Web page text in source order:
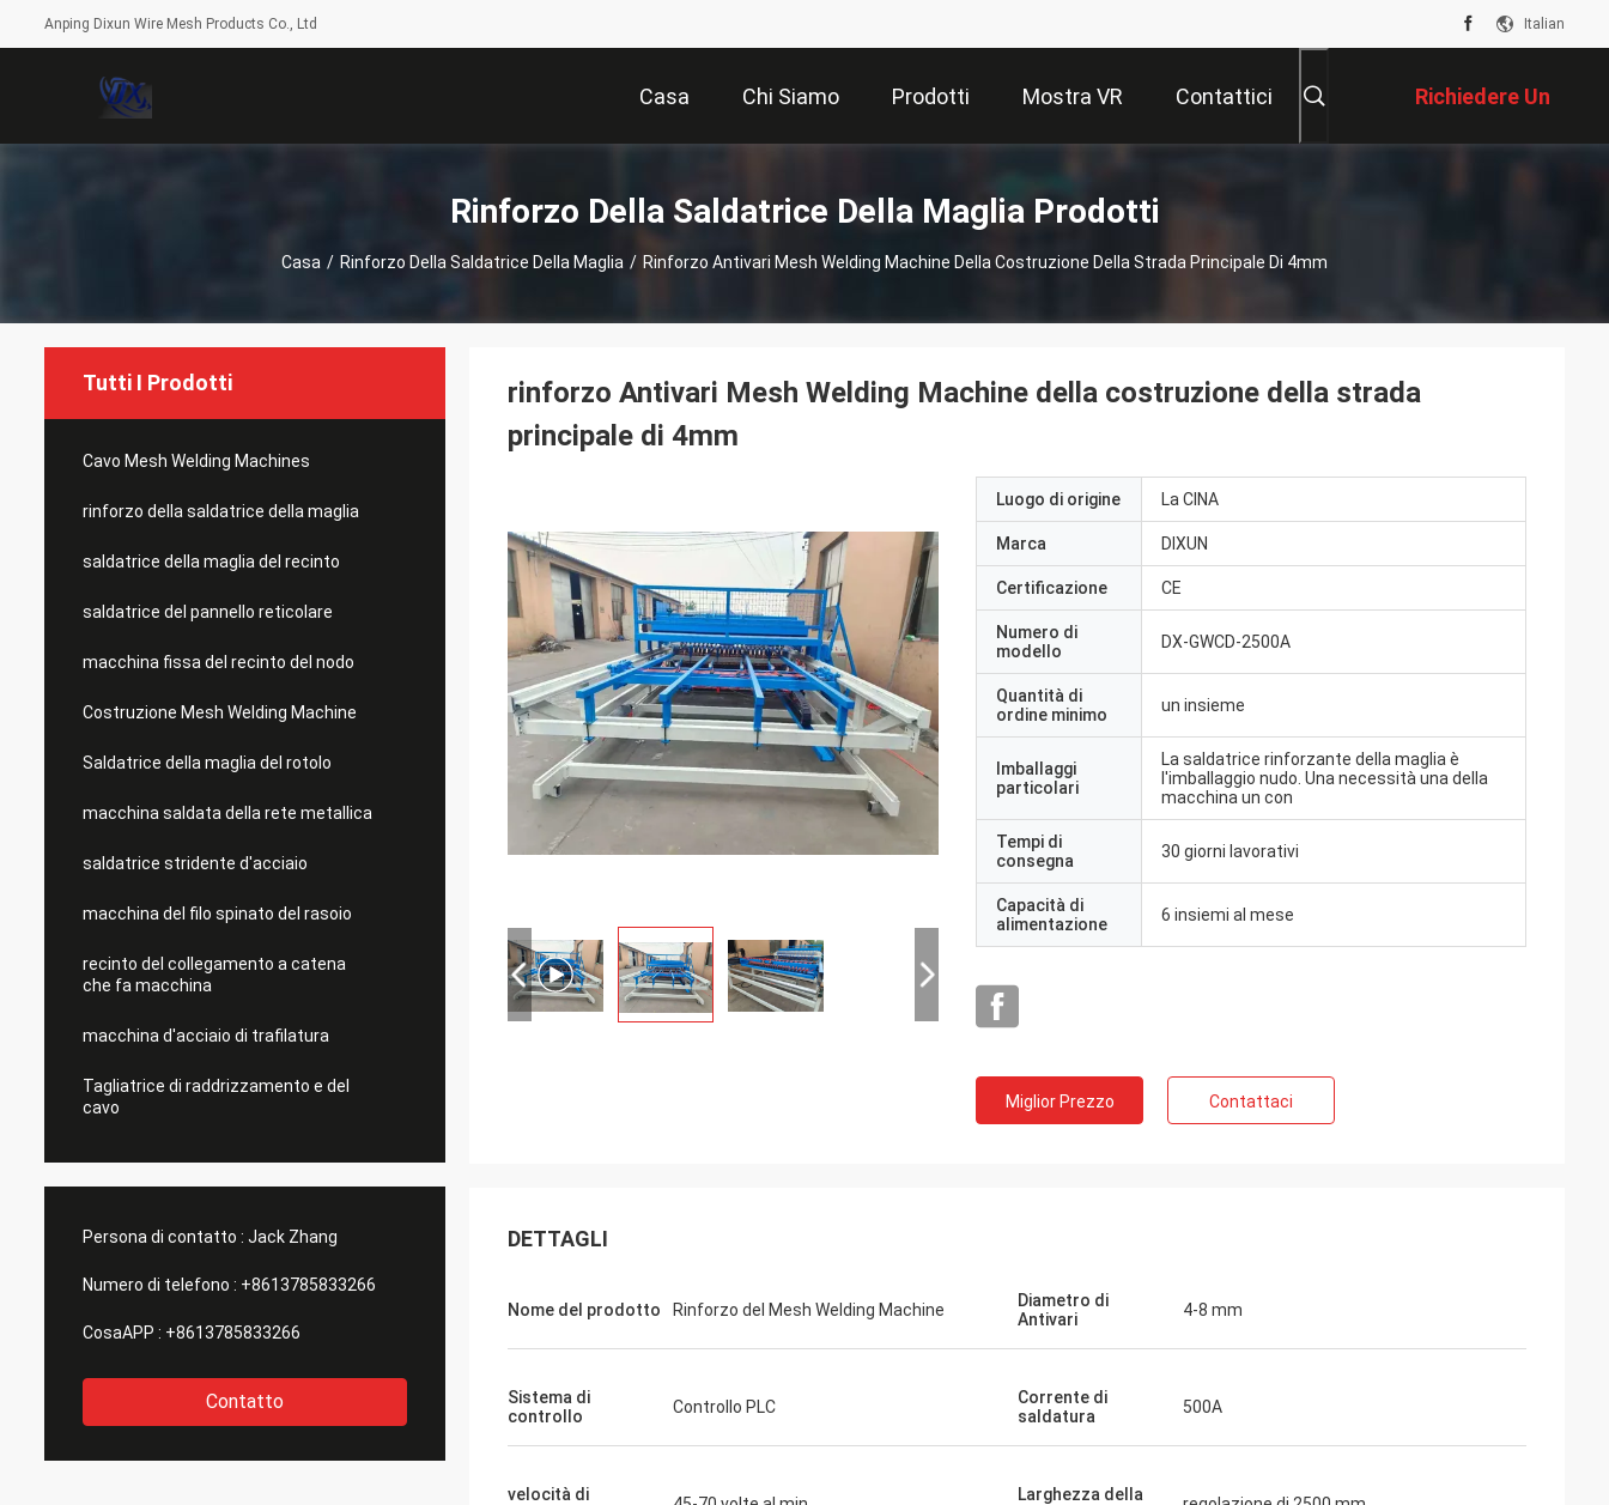
Anping Dixun Wire Mesh Products Co., Ltd Italian
Casa Chi Siamo Prodotti Mostra VR Contattici Richiedere Un
Preventivo
Rinforzo Della Saldatrice Della Maglia Prodotti
Casa / Rinforzo Della Saldatrice Della Maglia / Rinforzo Antivari Mesh Welding Machine Della Costruzione Della Strada Principale Di 4mm
Tutti I Prodotti
Cavo Mesh Welding Machines
rinforzo della saldatrice della maglia
saldatrice della maglia del recinto
saldatrice del pannello reticolare
macchina fissa del recinto del nodo
Costruzione Mesh Welding Machine
Saldatrice della maglia del rotolo
macchina saldata della rete metallica
saldatrice stridente d'acciaio
macchina del filo spinato del rasoio
recinto del collegamento a catena
che fa macchina
macchina d'acciaio di trafilatura
Tagliatrice di raddrizzamento e del
cavo
Persona di contatto : Jack Zhang
Numero di telefono : +8613785833266
CosaAPP : +8613785833266
Contatto
rinforzo Antivari Mesh Welding Machine della costruzione della strada
principale di 4mm
Luogo di origine La CINA
Marca DIXUN
Certificazione CE
Numero di
modello
DX-GWCD-2500A
Quantità di
ordine minimo
un insieme
Imballaggi
particolari
La saldatrice rinforzante della maglia è
l'imballaggio nudo. Una necessità una della
macchina un con
Tempi di
consegna
30 giorni lavorativi
Capacità di
alimentazione
6 insiemi al mese
Miglior Prezzo Contattaci
DETTAGLI
Nome del prodotto Rinforzo del Mesh Welding Machine
Diametro di
Antivari
4-8 mm
Sistema di
controllo
Controllo PLC
Corrente di
saldatura
500A
velocità di
Larghezza della